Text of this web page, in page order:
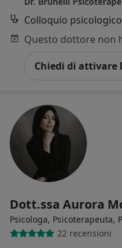
Colloquio psicologico
Chiedi di attivare
Dott.ssa Aurora
Psicologa, Psicoterapeuta,
22 recensioni